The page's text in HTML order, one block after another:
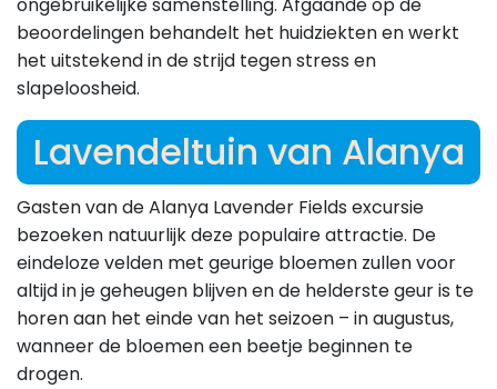
ongebruikelijke samenstelling. Afgaande op de
beoordelingen behandelt het huidziekten en werkt
het uitstekend in de strijd tegen stress en
slapeloosheid.
Lavendeltuin van Alanya
Gasten van de Alanya Lavender Fields excursie
bezoeken natuurlijk deze populaire attractie. De
eindeloze velden met geurige bloemen zullen voor
altijd in je geheugen blijven en de helderste geur is te
horen aan het einde van het seizoen – in augustus,
wanneer de bloemen een beetje beginnen te
drogen.